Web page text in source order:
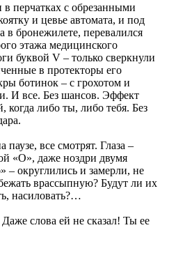
перчатках с обрезанными
и цевье автомата, и под
в бронежилете, перевалился
этажа медицинского
буквой V – только сверкнули
в протекторы его
ботинок – с грохотом и
И все. Без шансов. Эффект
когда либо ты, либо тебя. Без
все смотрят. Глаза –
«О», даже ноздри двумя
– округлились и замерли, не
врассыпную? Будут ли их
насиловать?…
слова ей не сказал! Ты ее